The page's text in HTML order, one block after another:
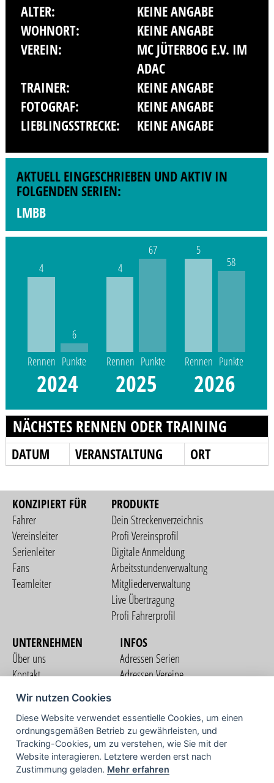
ALTER:
KEINE ANGABE
WOHNORT:
KEINE ANGABE
VEREIN:
MC JÜTERBOG E.V. IM
ADAC
TRAINER:
KEINE ANGABE
FOTOGRAF:
KEINE ANGABE
LIEBLINGSSTRECKE:
KEINE ANGABE
AKTUELL EINGESCHRIEBEN UND AKTIV IN
FOLGENDEN SERIEN:
LMBB
4
Rennen
6
Punkte
2024
4
Rennen
67
Punkte
2025
5
Rennen
58
Punkte
2026
NÄCHSTES RENNEN ODER TRAINING
DATUM VERANSTALTUNG ORT
KONZIPIERT FÜR
Fahrer
Vereinsleiter
Serienleiter
Fans
Teamleiter
PRODUKTE
Dein Streckenverzeichnis
Profi Vereinsprofil
Digitale Anmeldung
Arbeitsstundenverwaltung
Mitgliederverwaltung
Live Übertragung
Profi Fahrerprofil
UNTERNEHMEN
Über uns
Kontakt
Nutzungsbedingungen
Datenschutzerklärung
Impressum
INFOS
Adressen Serien
Adressen Vereine
COMMUNITY
Wir nutzen Cookies
Diese Website verwendet essentielle Cookies, um einen
ordnungsgemäßen Betrieb zu gewährleisten, und
Tracking-Cookies, um zu verstehen, wie Sie mit der
Website interagieren. Letztere werden erst nach
Zustimmung geladen. Mehr erfahren